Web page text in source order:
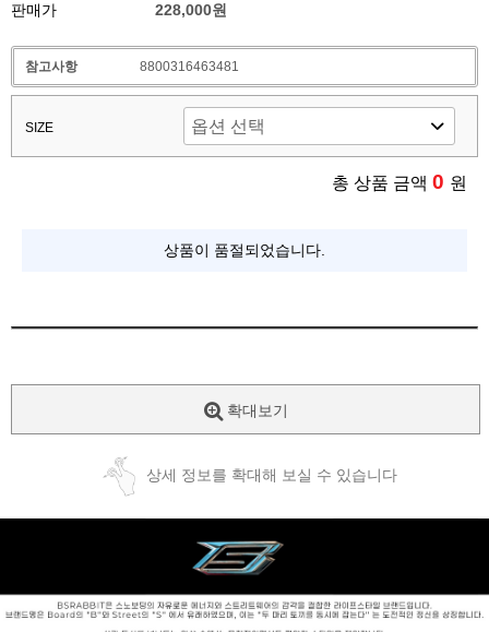
판매가
228,000원
참고사항 8800316463481
SIZE
총 상품 금액 0 원
상품이 품절되었습니다.
확대보기
상세 정보를 확대해 보실 수 있습니다